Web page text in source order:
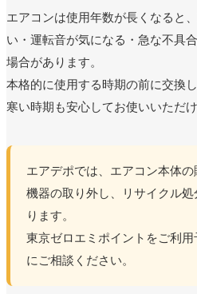
エアコンは使用年数が長くなると
い・運転音が気になる・急な不具
場合があります。
本格的に使用する時期の前に交換
寒い時期も安心してお使いいただけ
エアデポでは、エアコン本体
機器の取り外し、リサイクル
ります。
東京ゼロエミポイントをご利
にご相談ください。